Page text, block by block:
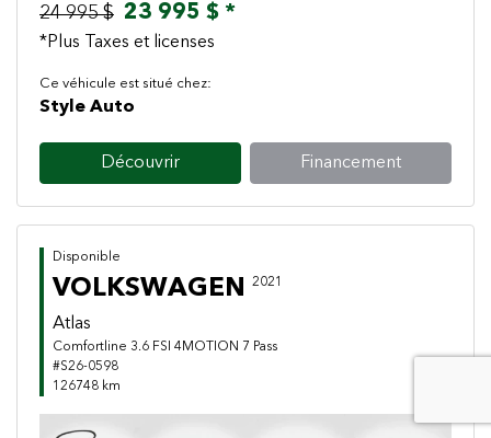
24 995 $ 23 995 $ *
*Plus Taxes et licenses
Ce véhicule est situé chez:
Style Auto
Découvrir Financement
Disponible
VOLKSWAGEN 2021
Atlas
Comfortline 3.6 FSI 4MOTION 7 Pass
#S26-0598
126748 km